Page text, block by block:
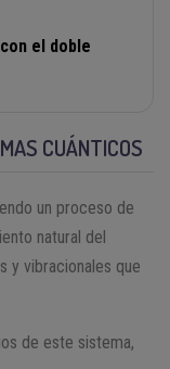
el doble
CUÁNTICOS
un proceso de
natural del
y vibracionales que
de este sistema,